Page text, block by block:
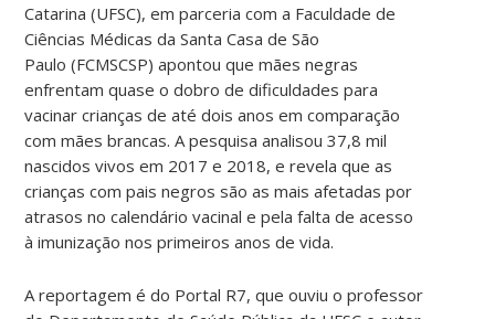
Catarina (UFSC), em parceria com a Faculdade de
Ciências Médicas da Santa Casa de São
Paulo (FCMSCSP) apontou que mães negras
enfrentam quase o dobro de dificuldades para
vacinar crianças de até dois anos em comparação
com mães brancas. A pesquisa analisou 37,8 mil
nascidos vivos em 2017 e 2018, e revela que as
crianças com pais negros são as mais afetadas por
atrasos no calendário vacinal e pela falta de acesso
à imunização nos primeiros anos de vida.
A reportagem é do Portal R7, que ouviu o professor